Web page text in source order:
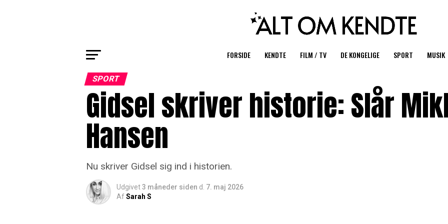
FORSIDE KENDTE FILM / TV DE KONGELIGE SPORT MUSIK
SPORT
Gidsel skriver historie: Slår
Hansen
Nu skriver Gidsel sig ind i historien.
Udgivet3 måneder siden d. 7. maj 2026
AfSarah S